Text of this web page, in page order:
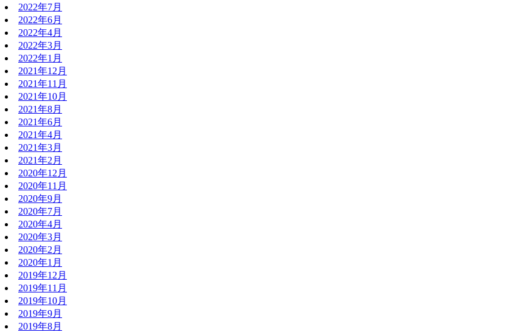
2022年7月
2022年6月
2022年4月
2022年3月
2022年1月
2021年12月
2021年11月
2021年10月
2021年8月
2021年6月
2021年4月
2021年3月
2021年2月
2020年12月
2020年11月
2020年9月
2020年7月
2020年4月
2020年3月
2020年2月
2020年1月
2019年12月
2019年11月
2019年10月
2019年9月
2019年8月